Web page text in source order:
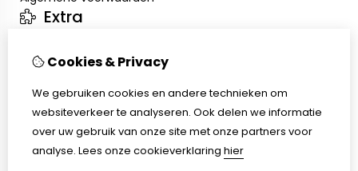
Extra
Aanbiedingen
Mijn account
Inloggen
Bestelhistorie
Verlanglijst
Nieuwsbrief
Cookies & Privacy
We gebruiken cookies en andere technieken om
websiteverkeer te analyseren. Ook delen we informatie
over uw gebruik van onze site met onze partners voor
analyse. Lees onze cookieverklaring hier